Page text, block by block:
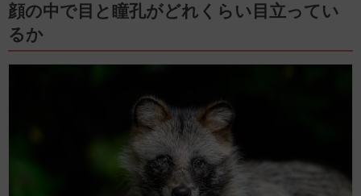
顔の中で目と瞳孔がどれくらい目立ってい
るか